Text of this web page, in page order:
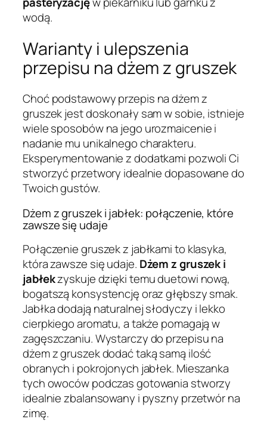
wodą.
Warianty i ulepszenia
przepisu na dżem z gruszek
Choć podstawowy przepis na dżem z
gruszek jest doskonały sam w sobie, istnieje
wiele sposobów na jego urozmaicenie i
nadanie mu unikalnego charakteru.
Eksperymentowanie z dodatkami pozwoli Ci
stworzyć przetwory idealnie dopasowane do
Twoich gustów.
Dżem z gruszek i jabłek: połączenie, które
zawsze się udaje
Połączenie gruszek z jabłkami to klasyka,
która zawsze się udaje. Dżem z gruszek i
jabłekzyskuje dzięki temu duetowi nową,
bogatszą konsystencję oraz głębszy smak.
Jabłka dodają naturalnej słodyczy i lekko
cierpkiego aromatu, a także pomagają w
zagęszczaniu. Wystarczy do przepisu na
dżem z gruszek dodać taką samą ilość
obranych i pokrojonych jabłek. Mieszanka
tych owoców podczas gotowania stworzy
idealnie zbalansowany i pyszny przetwór na
zimę.